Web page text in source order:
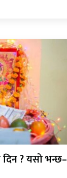
? यसो भन्छ–